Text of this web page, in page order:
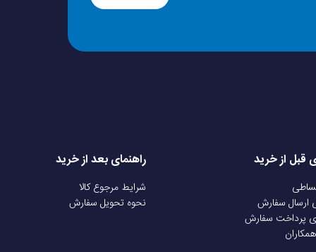
طراحی
قبل از خرید
ارسال سفارش
پرداخت سفارش
راهنمای بعد از خرید
شرایط مرجوع کالا
نحوه تحویل سفارش